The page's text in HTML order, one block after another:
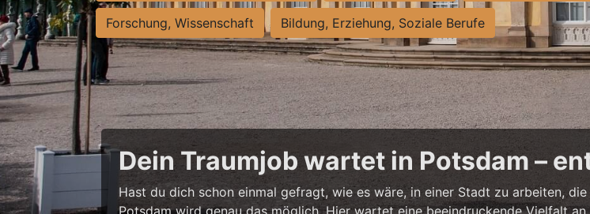
Forschung, Wissenschaft Bildung, Erziehung, Soziale Berufe
Dein Traumjob wartet in Potsdam –
Hast du dich schon einmal gefragt, wie es wäre, in einer Stadt zu arbeiten,